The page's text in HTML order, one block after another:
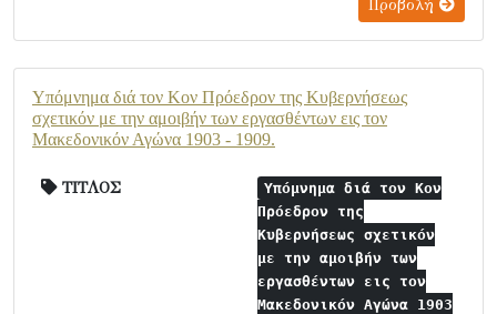
Προβολή
Υπόμνημα διά τον Κον Πρόεδρον της Κυβερνήσεως
σχετικόν με την αμοιβήν των εργασθέντων εις τον
Μακεδονικόν Αγώνα 1903 - 1909.
ΤΙΤΛΟΣ
Υπόμνημα διά τον Κον
Πρόεδρον της
Κυβερνήσεως σχετικόν
με την αμοιβήν των
εργασθέντων εις τον
Μακεδονικόν Αγώνα 1903